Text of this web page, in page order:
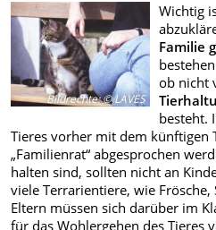
Bildrechte:© LAVES
Wichtig
Familie
ob nicht
besteht.
Tieres vorher mit dem künftigen
„Familienrat“ abgesprochen
halten sind, sollten nicht an
viele Terrarientiere, wie
Eltern müssen sich darüber im
für das Wohlergehen des Tieres